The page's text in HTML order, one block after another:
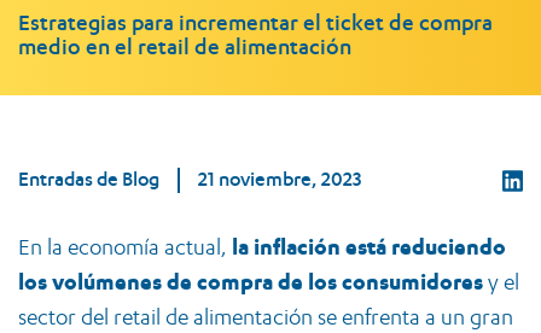
Estrategias para incrementar el ticket de compra
medio en el retail de alimentación
Entradas de Blog 21 noviembre, 2023
En la economía actual, la inflación está reduciendo
los volúmenes de compra de los consumidoresy el
sector del retail de alimentación se enfrenta a un gran